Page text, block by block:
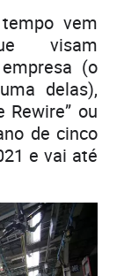
vem
visam
(o
delas),
Rewire” ou
de cinco
e vai até